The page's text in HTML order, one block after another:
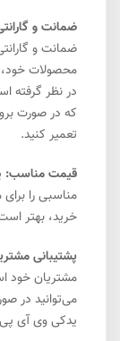
ضمانت و
ضمانت و
محصولات خود،
در نظر گرفته
که در صورت
تعمیر کنید.
قیمت مناسب:
مناسبی را
خرید، بهتر
پشتیبانی
مشتریان خود
می‌توانید در
یدکی وی آی پی